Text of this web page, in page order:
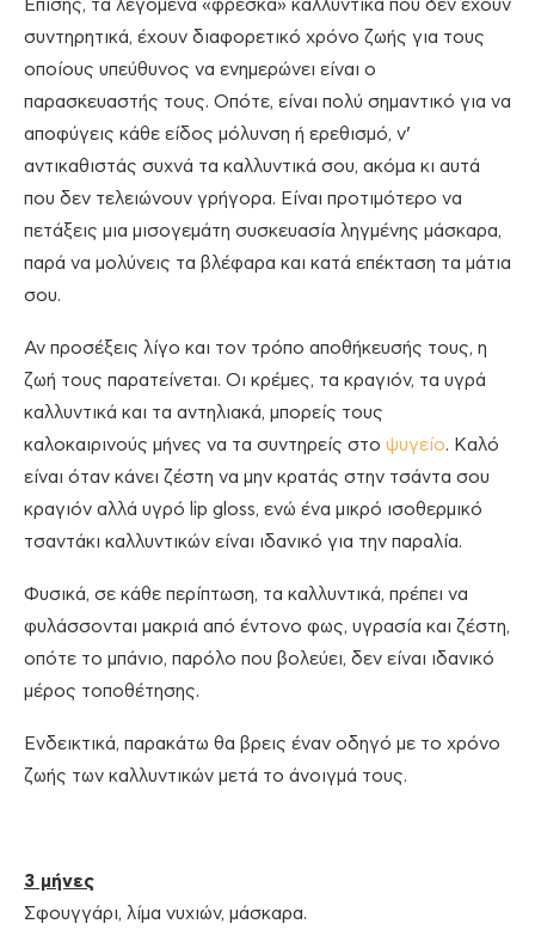
Επίσης, τα λεγόμενα «φρέσκα» καλλυντικά που δεν έχουν
συντηρητικά, έχουν διαφορετικό χρόνο ζωής για τους
οποίους υπεύθυνος να ενημερώνει είναι ο
παρασκευαστής τους. Οπότε, είναι πολύ σημαντικό για να
αποφύγεις κάθε είδος μόλυνση ή ερεθισμό, ν’
αντικαθιστάς συχνά τα καλλυντικά σου, ακόμα κι αυτά
που δεν τελειώνουν γρήγορα. Είναι προτιμότερο να
πετάξεις μια μισογεμάτη συσκευασία ληγμένης μάσκαρα,
παρά να μολύνεις τα βλέφαρα και κατά επέκταση τα μάτια
σου.
Αν προσέξεις λίγο και τον τρόπο αποθήκευσής τους, η
ζωή τους παρατείνεται. Οι κρέμες, τα κραγιόν, τα υγρά
καλλυντικά και τα αντηλιακά, μπορείς τους
καλοκαιρινούς μήνες να τα συντηρείς στο ψυγείο. Καλό
είναι όταν κάνει ζέστη να μην κρατάς στην τσάντα σου
κραγιόν αλλά υγρό lip gloss, ενώ ένα μικρό ισοθερμικό
τσαντάκι καλλυντικών είναι ιδανικό για την παραλία.
Φυσικά, σε κάθε περίπτωση, τα καλλυντικά, πρέπει να
φυλάσσονται μακριά από έντονο φως, υγρασία και ζέστη,
οπότε το μπάνιο, παρόλο που βολεύει, δεν είναι ιδανικό
μέρος τοποθέτησης.
Ενδεικτικά, παρακάτω θα βρεις έναν οδηγό με το χρόνο
ζωής των καλλυντικών μετά το άνοιγμά τους.
3 μήνες
Σφουγγάρι, λίμα νυχιών, μάσκαρα.